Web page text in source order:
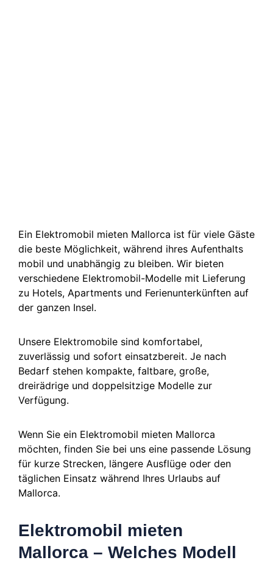
Ein Elektromobil mieten Mallorca ist für viele Gäste
die beste Möglichkeit, während ihres Aufenthalts
mobil und unabhängig zu bleiben. Wir bieten
verschiedene Elektromobil-Modelle mit Lieferung
zu Hotels, Apartments und Ferienunterkünften auf
der ganzen Insel.
Unsere Elektromobile sind komfortabel,
zuverlässig und sofort einsatzbereit. Je nach
Bedarf stehen kompakte, faltbare, große,
dreirädrige und doppelsitzige Modelle zur
Verfügung.
Wenn Sie ein Elektromobil mieten Mallorca
möchten, finden Sie bei uns eine passende Lösung
für kurze Strecken, längere Ausflüge oder den
täglichen Einsatz während Ihres Urlaubs auf
Mallorca.
Elektromobil mieten
Mallorca – Welches Modell